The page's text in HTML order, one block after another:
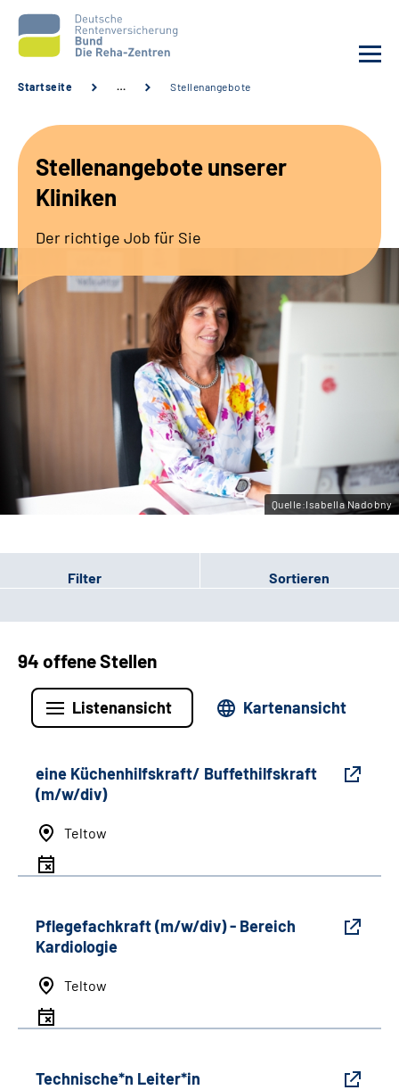
Unsere Kliniken
Sozialdienste & Zuweisende
Erweiterte Suche
Gebärdensprache
Leichte Sprache
Startseite … Stellenangebote
Stellenangebote unserer
Kliniken
Der richtige Job für Sie
Quelle:Isabella Nadobny
Filter Sortieren
94 offene Stellen
Listenansicht Kartenansicht
eine Küchenhilfskraft/ Buffethilfskraft
(m/w/div)
Teltow
Pflegefachkraft (m/w/div) - Bereich
Kardiologie
Teltow
Technische*n Leiter*in